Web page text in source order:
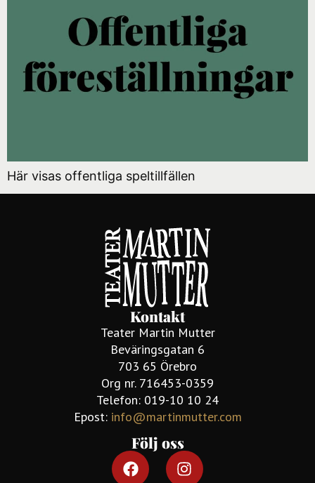
Här visas offentliga speltillfällen
Kontakt
Teater Martin Mutter
Beväringsgatan 6
703 65 Örebro
Org nr. 716453-0359
Telefon: 019-10 10 24
Epost: info@martinmutter.com
Följ oss